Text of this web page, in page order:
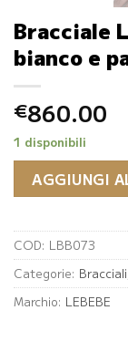
Bracciale
bianco e
€860.00
1 disponibili
AGGIUNGI
COD: LBB073
Categorie: Bracciali
Marchio: LEBEBE